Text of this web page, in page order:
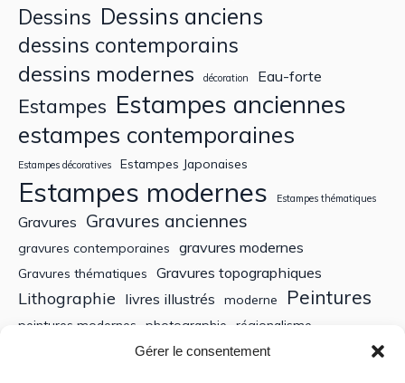
Gérer le consentement
Dessins Dessins anciens
dessins contemporains
dessins modernes décoration Eau-forte
Estampes Estampes anciennes
estampes contemporaines
Estampes décoratives Estampes Japonaises
Estampes modernes Estampes thématiques
Gravures Gravures anciennes
gravures contemporaines gravures modernes
Gravures thématiques Gravures topographiques
Lithographie livres illustrés moderne Peintures
peintures modernes photographie régionalisme
Tableaux anciens XIXe siècle